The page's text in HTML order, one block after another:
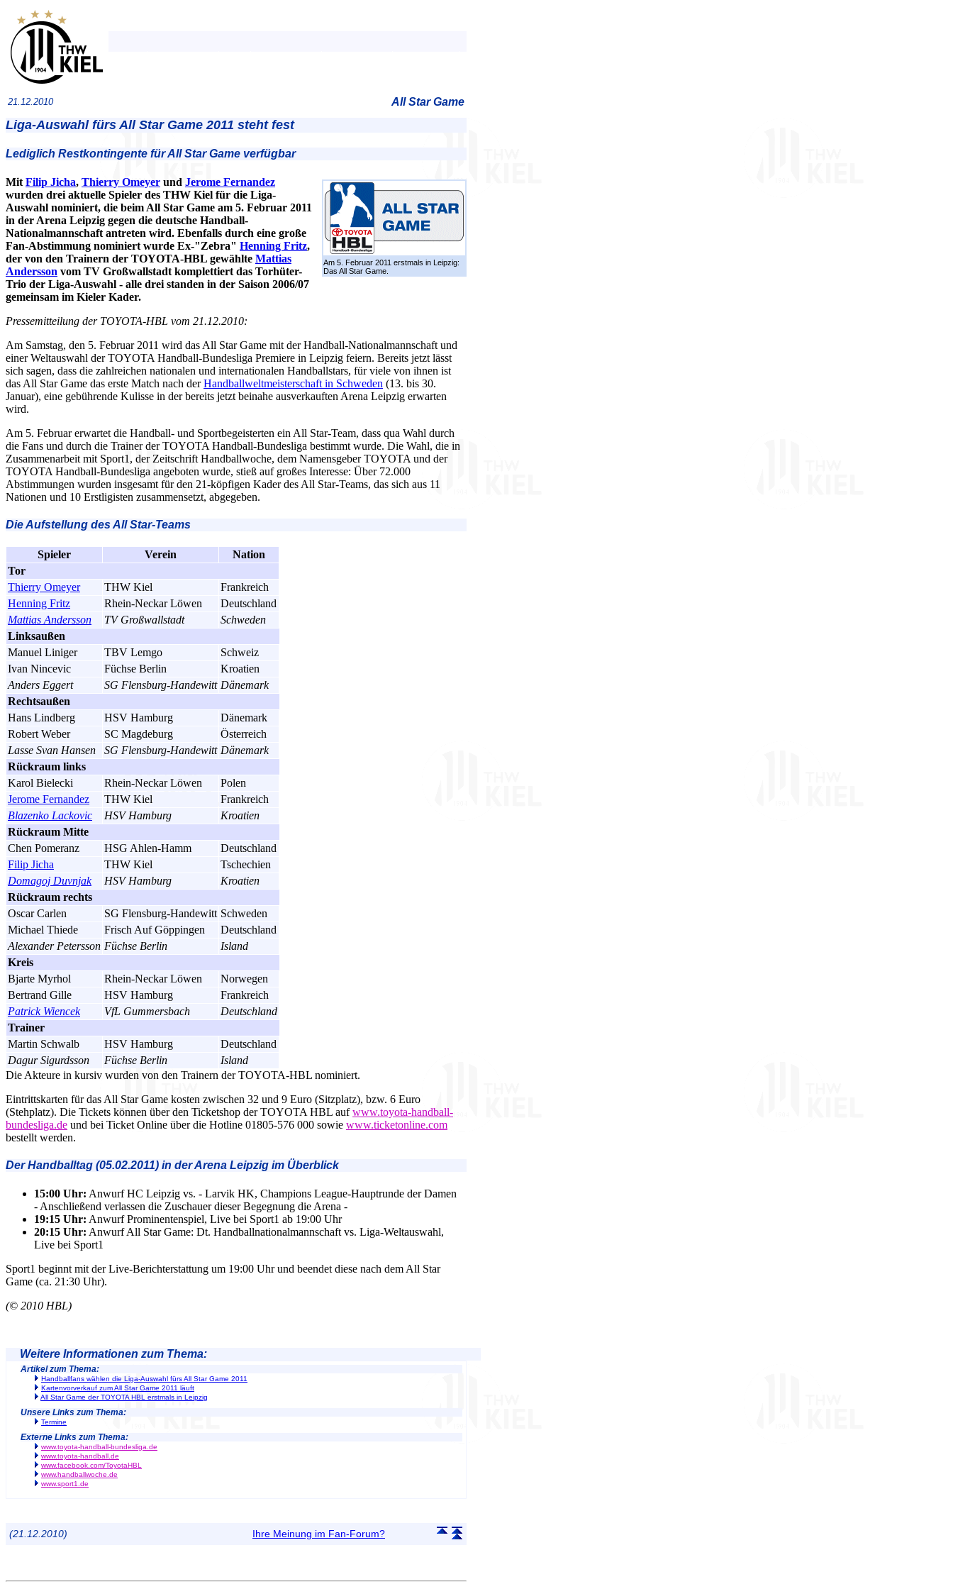
21.12.2010 All Star Game
Liga-Auswahl fürs All Star Game 2011 steht fest
Lediglich Restkontingente für All Star Game verfügbar
Am 5. Februar 2011 erstmals in Leipzig:
Das All Star Game.
Mit Filip Jicha, Thierry Omeyer und Jerome Fernandez
wurden drei aktuelle Spieler des THW Kiel für die Liga-
Auswahl nominiert, die beim All Star Game am 5. Februar 2011
in der Arena Leipzig gegen die deutsche Handball-
Nationalmannschaft antreten wird. Ebenfalls durch eine große
Fan-Abstimmung nominiert wurde Ex-"Zebra" Henning Fritz,
der von den Trainern der TOYOTA-HBL gewählte Mattias
Andersson vom TV Großwallstadt komplettiert das Torhüter-
Trio der Liga-Auswahl - alle drei standen in der Saison 2006/07
gemeinsam im Kieler Kader.
Pressemitteilung der TOYOTA-HBL vom 21.12.2010:
Am Samstag, den 5. Februar 2011 wird das All Star Game mit der Handball-Nationalmannschaft und
einer Weltauswahl der TOYOTA Handball-Bundesliga Premiere in Leipzig feiern. Bereits jetzt lässt
sich sagen, dass die zahlreichen nationalen und internationalen Handballstars, für viele von ihnen ist
das All Star Game das erste Match nach derHandballweltmeisterschaft in Schweden (13. bis 30.
Januar), eine gebührende Kulisse in der bereits jetzt beinahe ausverkauften Arena Leipzig erwarten
wird.
Am 5. Februar erwartet die Handball- und Sportbegeisterten ein All Star-Team, dass qua Wahl durch
die Fans und durch die Trainer der TOYOTA Handball-Bundesliga bestimmt wurde. Die Wahl, die in
Zusammenarbeit mit Sport1, der Zeitschrift Handballwoche, dem Namensgeber TOYOTA und der
TOYOTA Handball-Bundesliga angeboten wurde, stieß auf großes Interesse: Über 72.000
Abstimmungen wurden insgesamt für den 21-köpfigen Kader des All Star-Teams, das sich aus 11
Nationen und 10 Erstligisten zusammensetzt, abgegeben.
Die Aufstellung des All Star-Teams
Spieler Verein
Nation
Tor
Thierry Omeyer
THW Kiel
Frankreich
Henning Fritz
Rhein-Neckar Löwen
Deutschland
Mattias Andersson
TV Großwallstadt
Schweden
Linksaußen
Manuel Liniger
TBV Lemgo
Schweiz
Ivan Nincevic
Füchse Berlin
Kroatien
Anders Eggert
SG Flensburg-Handewitt Dänemark
Rechtsaußen
Hans Lindberg
HSV Hamburg
Dänemark
Robert Weber
SC Magdeburg
Österreich
Lasse Svan Hansen
SG Flensburg-Handewitt Dänemark
Rückraum links
Karol Bielecki
Rhein-Neckar Löwen
Polen
Jerome Fernandez
THW Kiel
Frankreich
Blazenko Lackovic
HSV Hamburg
Kroatien
Rückraum Mitte
Chen Pomeranz
HSG Ahlen-Hamm
Deutschland
Filip Jicha
THW Kiel
Tschechien
Domagoj Duvnjak
HSV Hamburg
Kroatien
Rückraum rechts
Oscar Carlen
SG Flensburg-Handewitt Schweden
Michael Thiede
Frisch Auf Göppingen
Deutschland
Alexander Petersson Füchse Berlin
Island
Kreis
Bjarte Myrhol
Rhein-Neckar Löwen
Norwegen
Bertrand Gille
HSV Hamburg
Frankreich
Patrick Wiencek
VfL Gummersbach
Deutschland
Trainer
Martin Schwalb
HSV Hamburg
Deutschland
Dagur Sigurdsson
Füchse Berlin
Island
Die Akteure in kursiv wurden von den Trainern der TOYOTA-HBL nominiert.
Eintrittskarten für das All Star Game kosten zwischen 32 und 9 Euro (Sitzplatz), bzw. 6 Euro
(Stehplatz). Die Tickets können über den Ticketshop der TOYOTA HBL aufwww.toyota-handball-
bundesliga.de und bei Ticket Online über die Hotline 01805-576 000 sowie www.ticketonline.com
bestellt werden.
Der Handballtag (05.02.2011) in der Arena Leipzig im Überblick
15:00 Uhr: Anwurf HC Leipzig vs. - Larvik HK, Champions League-Hauptrunde der Damen
- Anschließend verlassen die Zuschauer dieser Begegnung die Arena -
19:15 Uhr: Anwurf Prominentenspiel, Live bei Sport1 ab 19:00 Uhr
20:15 Uhr: Anwurf All Star Game: Dt. Handballnationalmannschaft vs. Liga-Weltauswahl,
Live bei Sport1
Sport1 beginnt mit der Live-Berichterstattung um 19:00 Uhr und beendet diese nach dem All Star
Game (ca. 21:30 Uhr).
(© 2010 HBL)
Weitere Informationen zum Thema:
Artikel zum Thema:
Handballfans wählen die Liga-Auswahl fürs All Star Game 2011
Kartenvorverkauf zum All Star Game 2011 läuft
All Star Game der TOYOTA HBL erstmals in Leipzig
Unsere Links zum Thema:
Termine
Externe Links zum Thema:
www.toyota-handball-bundesliga.de
www.toyota-handball.de
www.facebook.com/ToyotaHBL
www.handballwoche.de
www.sport1.de
(21.12.2010) Ihre Meinung im Fan-Forum?